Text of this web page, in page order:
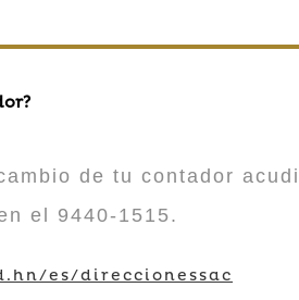
de tu contador
el 9440-1515.
es/direccionessac